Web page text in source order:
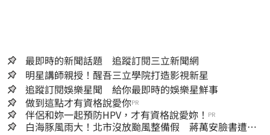
最即時的新聞話題 追蹤訂閱三立新聞網
明星講師親授！醒吾三立學院打造影視新星
追蹤訂閱娛樂星聞 給你最即時的娛樂星鮮事
做到這點才有資格說愛你PR
伴侶和妳一起預防HPV，才有資格說愛妳！ PR
白海豚風雨大！北市沒放颱風整備假 蔣萬安臉書遭網